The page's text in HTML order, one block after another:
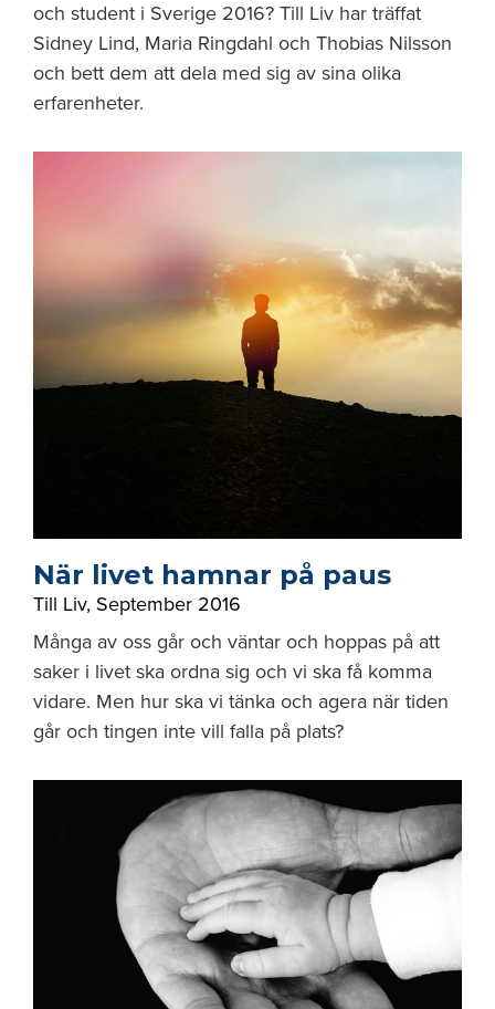
och student i Sverige 2016? Till Liv har träffat
Sidney Lind, Maria Ringdahl och Thobias Nilsson
och bett dem att dela med sig av sina olika
erfarenheter.
När livet hamnar på paus
Till Liv, September 2016
Många av oss går och väntar och hoppas på att
saker i livet ska ordna sig och vi ska få komma
vidare. Men hur ska vi tänka och agera när tiden
går och tingen inte vill falla på plats?